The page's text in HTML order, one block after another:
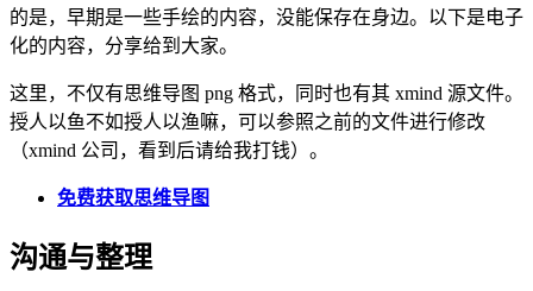
的是，早期是一些手绘的内容，没能保存在身边。以下是电子
化的内容，分享给到大家。
这里，不仅有思维导图 png 格式，同时也有其 xmind 源文件。
授人以鱼不如授人以渔嘛，可以参照之前的文件进行修改
（xmind 公司，看到后请给我打钱）。
免费获取思维导图
沟通与整理